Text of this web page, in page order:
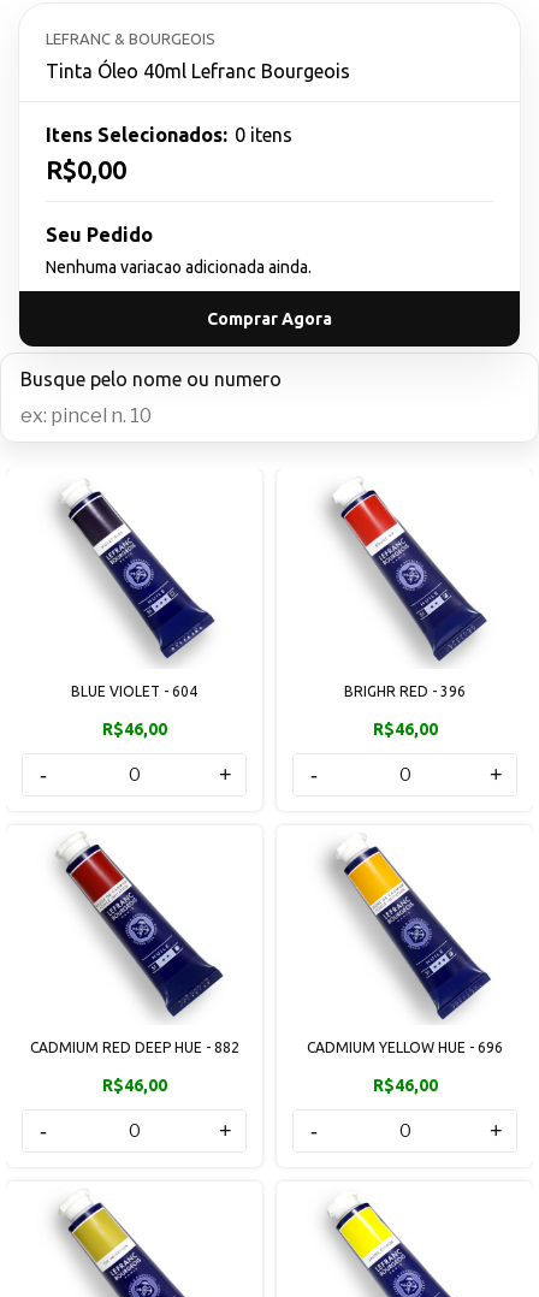
LEFRANC & BOURGEOIS
Tinta Óleo 40ml Lefranc Bourgeois
Itens Selecionados: 0 itens
R$0,00
Seu Pedido
Nenhuma variacao adicionada ainda.
Comprar Agora
Busque pelo nome ou numero
BLUE VIOLET - 604
R$46,00
- +
BRIGHR RED - 396
R$46,00
- +
CADMIUM RED DEEP HUE - 882
R$46,00
- +
CADMIUM YELLOW HUE - 696
R$46,00
- +